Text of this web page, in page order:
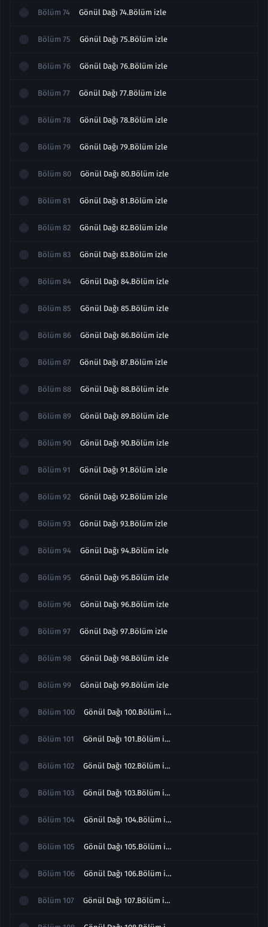
Bölüm 74 Gönül Dağı 74.Bölüm izle
Bölüm 75 Gönül Dağı 75.Bölüm izle
Bölüm 76 Gönül Dağı 76.Bölüm izle
Bölüm 77 Gönül Dağı 77.Bölüm izle
Bölüm 78 Gönül Dağı 78.Bölüm izle
Bölüm 79 Gönül Dağı 79.Bölüm izle
Bölüm 80 Gönül Dağı 80.Bölüm izle
Bölüm 81 Gönül Dağı 81.Bölüm izle
Bölüm 82 Gönül Dağı 82.Bölüm izle
Bölüm 83 Gönül Dağı 83.Bölüm izle
Bölüm 84 Gönül Dağı 84.Bölüm izle
Bölüm 85 Gönül Dağı 85.Bölüm izle
Bölüm 86 Gönül Dağı 86.Bölüm izle
Bölüm 87 Gönül Dağı 87.Bölüm izle
Bölüm 88 Gönül Dağı 88.Bölüm izle
Bölüm 89 Gönül Dağı 89.Bölüm izle
Bölüm 90 Gönül Dağı 90.Bölüm izle
Bölüm 91 Gönül Dağı 91.Bölüm izle
Bölüm 92 Gönül Dağı 92.Bölüm izle
Bölüm 93 Gönül Dağı 93.Bölüm izle
Bölüm 94 Gönül Dağı 94.Bölüm izle
Bölüm 95 Gönül Dağı 95.Bölüm izle
Bölüm 96 Gönül Dağı 96.Bölüm izle
Bölüm 97 Gönül Dağı 97.Bölüm izle
Bölüm 98 Gönül Dağı 98.Bölüm izle
Bölüm 99 Gönül Dağı 99.Bölüm izle
Bölüm 100 Gönül Dağı 100.Bölüm izle
Bölüm 101 Gönül Dağı 101.Bölüm izle
Bölüm 102 Gönül Dağı 102.Bölüm izle
Bölüm 103 Gönül Dağı 103.Bölüm izle Sezon Finali
Bölüm 104 Gönül Dağı 104.Bölüm izle
Bölüm 105 Gönül Dağı 105.Bölüm izle
Bölüm 106 Gönül Dağı 106.Bölüm izle
Bölüm 107 Gönül Dağı 107.Bölüm izle